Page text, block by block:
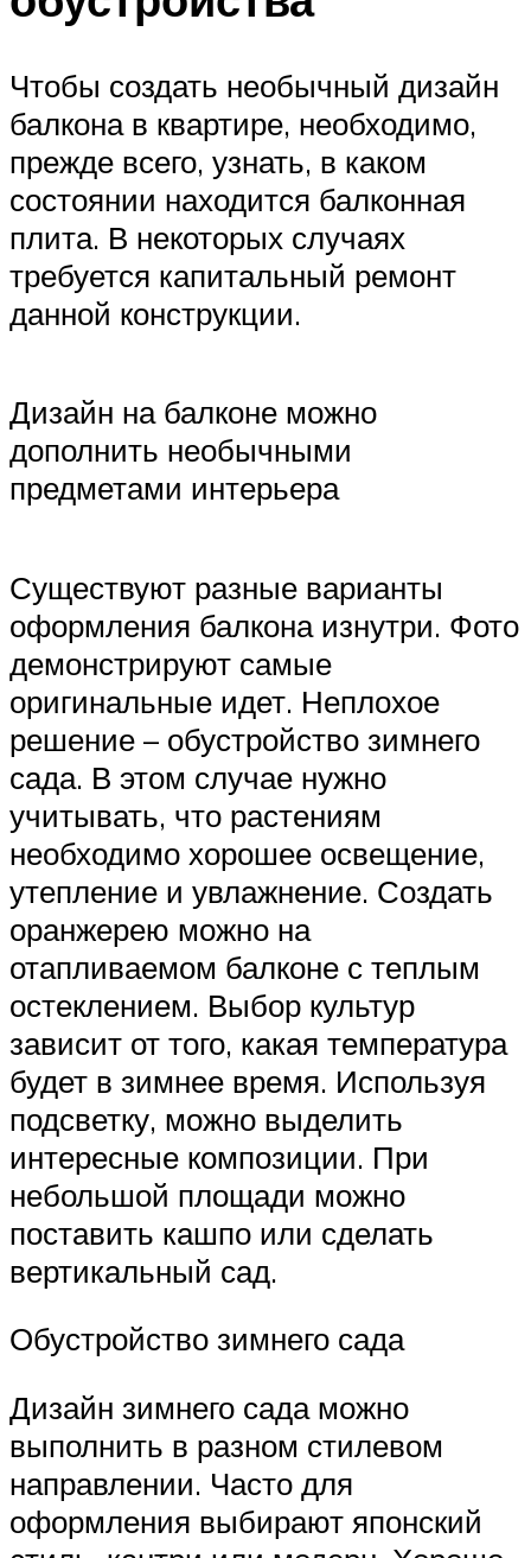
Чтобы создать необычный дизайн
балкона в квартире, необходимо,
прежде всего, узнать, в каком
состоянии находится балконная
плита. В некоторых случаях
требуется капитальный ремонт
данной конструкции.
Дизайн на балконе можно
дополнить необычными
предметами интерьера
Существуют разные варианты
оформления балкона изнутри. Фото
демонстрируют самые
оригинальные идет. Неплохое
решение – обустройство зимнего
сада. В этом случае нужно
учитывать, что растениям
необходимо хорошее освещение,
утепление и увлажнение. Создать
оранжерею можно на
отапливаемом балконе с теплым
остеклением. Выбор культур
зависит от того, какая температура
будет в зимнее время. Используя
подсветку, можно выделить
интересные композиции. При
небольшой площади можно
поставить кашпо или сделать
вертикальный сад.
Обустройство зимнего сада
Дизайн зимнего сада можно
выполнить в разном стилевом
направлении. Часто для
оформления выбирают японский